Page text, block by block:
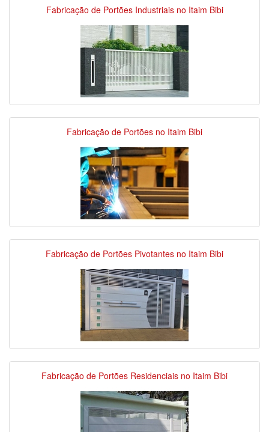
Fabricação de Portões Industriais no Itaim Bibi
Fabricação de Portões no Itaim Bibi
Fabricação de Portões Pivotantes no Itaim Bibi
Fabricação de Portões Residenciais no Itaim Bibi